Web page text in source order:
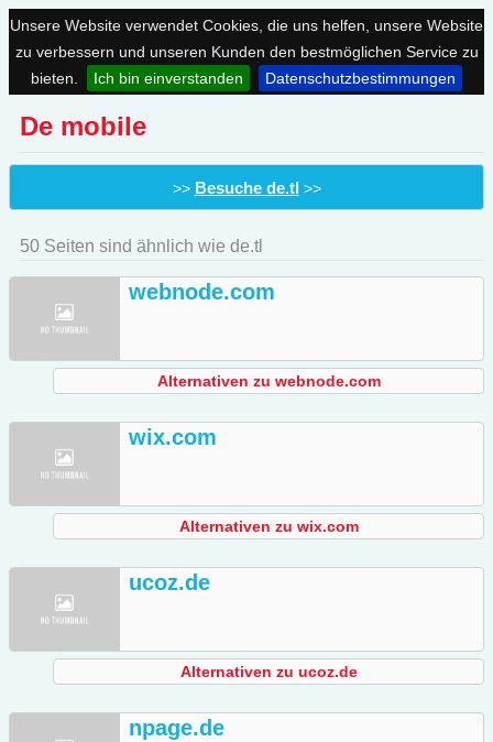
Unsere Website verwendet Cookies, die uns helfen, unsere Website
zu verbessern und unseren Kunden den bestmöglichen Service zu
bieten.
Ich bin einverstanden Datenschutzbestimmungen
De mobile
>> Besuche de.tl >>
50 Seiten sind ähnlich wie de.tl
webnode.com
Alternativen zu webnode.com
wix.com
Alternativen zu wix.com
ucoz.de
Alternativen zu ucoz.de
npage.de